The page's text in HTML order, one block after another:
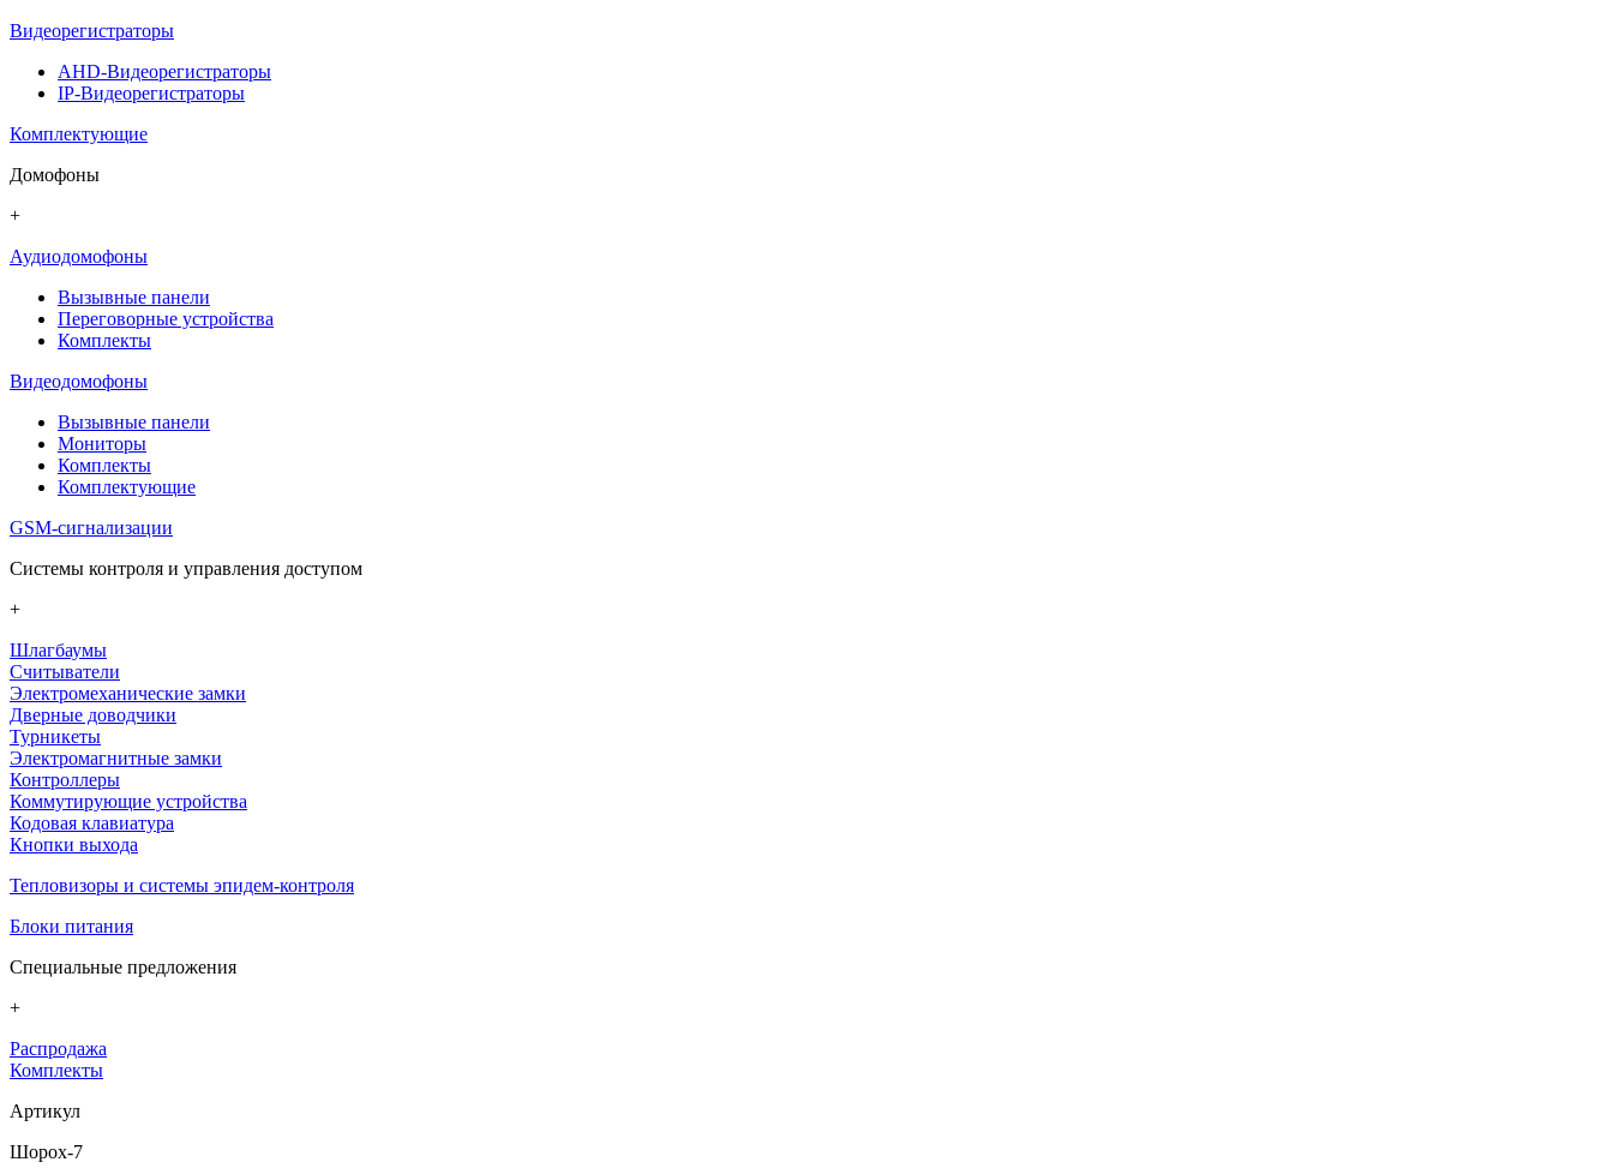
Видеорегистраторы
AHD-Видеорегистраторы
IP-Видеорегистраторы
Комплектующие
Домофоны
+
Аудиодомофоны
Вызывные панели
Переговорные устройства
Комплекты
Видеодомофоны
Вызывные панели
Мониторы
Комплекты
Комплектующие
GSM-сигнализации
Системы контроля и управления доступом
+
Шлагбаумы
Считыватели
Электромеханические замки
Дверные доводчики
Турникеты
Электромагнитные замки
Контроллеры
Коммутирующие устройства
Кодовая клавиатура
Кнопки выхода
Тепловизоры и системы эпидем-контроля
Блоки питания
Специальные предложения
+
Распродажа
Комплекты
Артикул
Шорох-7